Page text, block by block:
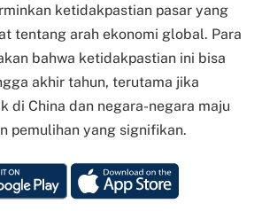
ketidakpastian pasar yang
tentang arah ekonomi global. Para
bahwa ketidakpastian ini bisa
akhir tahun, terutama jika
di China dan negara-negara maju
pemulihan yang signifikan.